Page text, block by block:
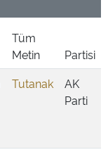
Tüm
Metin
Partisi
Tutanak
AK
Parti